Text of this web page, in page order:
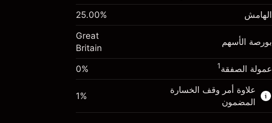
حجم الصفقة بالرافعة المالية ~
انتقل إلى المنصة
£1,000.00
الرسوم من قيمة الصفقة الكاملة
-0.000646
(-£0.03)
حجم الصفقة بالرافعة المالية ~
الأموال من الرافعة المالية ~ دولار£3,000.00
انتقل إلى المنصة
الهامش 25.00%
بورصة الأسهم
Great
Britain
عمولة الصفقة1
0%
علاوة أمر وقف الخسارة
المضمون
1%